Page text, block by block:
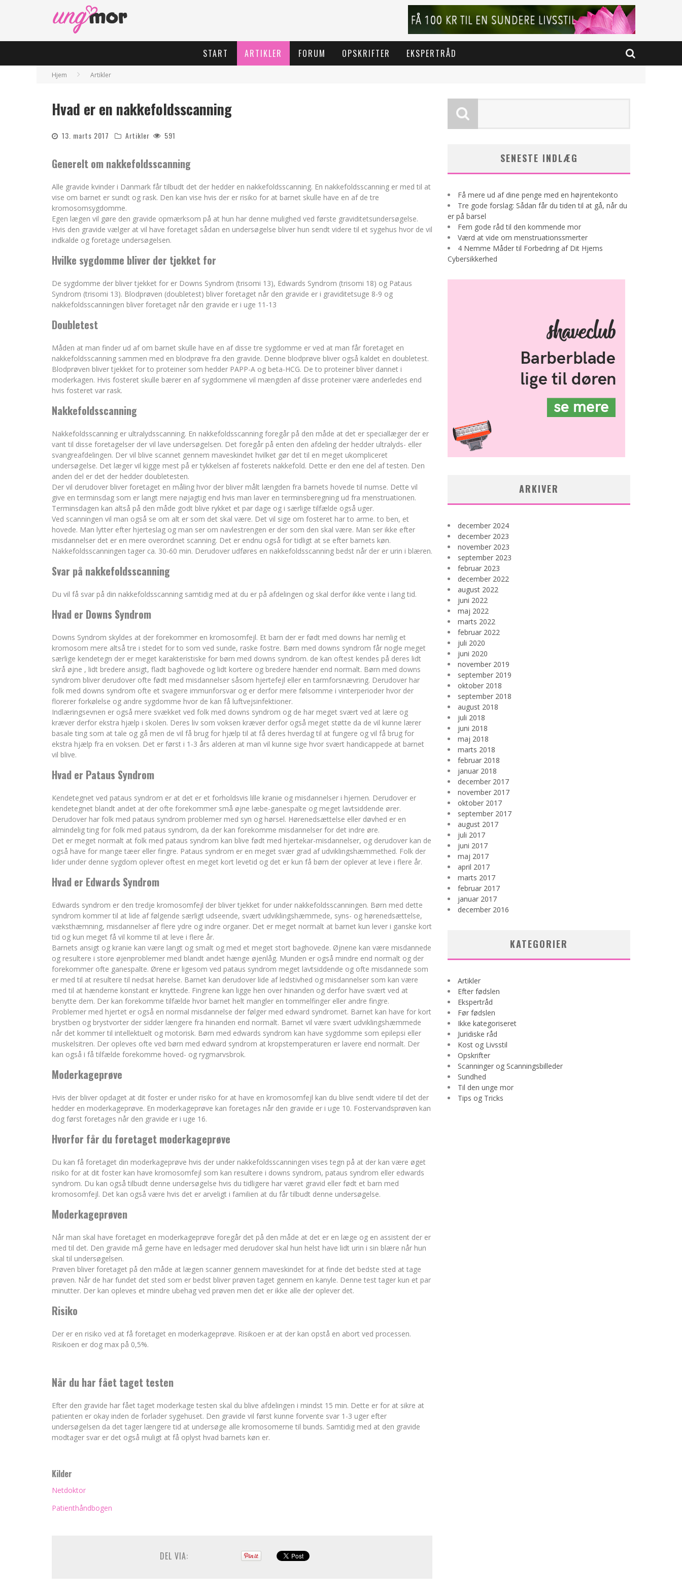
START ARTIKLER FORUM OPSKRIFTER EKSPERTRÅD
Hjem Artikler
Hvad er en nakkefoldsscanning
13. marts 2017 Artikler 591
Generelt om nakkefoldsscanning
Alle gravide kvinder i Danmark får tilbudt det der hedder en nakkefoldsscanning. En nakkefoldsscanning er med til at
vise om barnet er sundt og rask. Den kan vise hvis der er risiko for at barnet skulle have en af de tre
kromosomsygdomme.
Egen lægen vil gøre den gravide opmærksom på at hun har denne mulighed ved første graviditetsundersøgelse.
Hvis den gravide vælger at vil have foretaget sådan en undersøgelse bliver hun sendt videre til et sygehus hvor de vil
indkalde og foretage undersøgelsen.
Hvilke sygdomme bliver der tjekket for
De sygdomme der bliver tjekket for er Downs Syndrom (trisomi 13), Edwards Syndrom (trisomi 18) og Pataus
Syndrom (trisomi 13). Blodprøven (doubletest) bliver foretaget når den gravide er i graviditetsuge 8-9 og
nakkefoldsscanningen bliver foretaget når den gravide er i uge 11-13
Doubletest
Måden at man finder ud af om barnet skulle have en af disse tre sygdomme er ved at man får foretaget en
nakkefoldsscanning sammen med en blodprøve fra den gravide. Denne blodprøve bliver også kaldet en doubletest.
Blodprøven bliver tjekket for to proteiner som hedder PAPP-A og beta-HCG. De to proteiner bliver dannet i
moderkagen. Hvis fosteret skulle bærer en af sygdommene vil mængden af disse proteiner være anderledes end
hvis fosteret var rask.
Nakkefoldsscanning
Nakkefoldsscanning er ultralydsscanning. En nakkefoldsscanning foregår på den måde at det er speciallæger der er
vant til disse foretagelser der vil lave undersøgelsen. Det foregår på enten den afdeling der hedder ultralyds- eller
svangreafdelingen. Der vil blive scannet gennem maveskindet hvilket gør det til en meget ukompliceret
undersøgelse. Det læger vil kigge mest på er tykkelsen af fosterets nakkefold. Dette er den ene del af testen. Den
anden del er det der hedder doubletesten.
Der vil derudover bliver foretaget en måling hvor der bliver målt længden fra barnets hovede til numse. Dette vil
give en terminsdag som er langt mere nøjagtig end hvis man laver en terminsberegning ud fra menstruationen.
Terminsdagen kan altså på den måde godt blive rykket et par dage og i særlige tilfælde også uger.
Ved scanningen vil man også se om alt er som det skal være. Det vil sige om fosteret har to arme. to ben, et
hovede. Man lytter efter hjerteslag og man ser om navlestrengen er der som den skal være. Man ser ikke efter
misdannelser det er en mere overordnet scanning. Det er endnu også for tidligt at se efter barnets køn.
Nakkefoldsscanningen tager ca. 30-60 min. Derudover udføres en nakkefoldsscanning bedst når der er urin i blæren.
Svar på nakkefoldsscanning
Du vil få svar på din nakkefoldsscanning samtidig med at du er på afdelingen og skal derfor ikke vente i lang tid.
Hvad er Downs Syndrom
Downs Syndrom skyldes at der forekommer en kromosomfejl. Et barn der er født med downs har nemlig et
kromosom mere altså tre i stedet for to som ved sunde, raske fostre. Børn med downs syndrom får nogle meget
særlige kendetegn der er meget karakteristiske for børn med downs syndrom. de kan oftest kendes på deres lidt
skrå øjne , lidt bredere ansigt, fladt baghovede og lidt kortere og bredere hænder end normalt. Børn med downs
syndrom bliver derudover ofte født med misdannelser såsom hjertefejl eller en tarmforsnævring. Derudover har
folk med downs syndrom ofte et svagere immunforsvar og er derfor mere følsomme i vinterperioder hvor der
florerer forkølelse og andre sygdomme hvor de kan få luftvejsinfektioner.
Indlæringsevnen er også mere svækket ved folk med downs syndrom og de har meget svært ved at lære og
kræver derfor ekstra hjælp i skolen. Deres liv som voksen kræver derfor også meget støtte da de vil kunne lærer
basale ting som at tale og gå men de vil få brug for hjælp til at få deres hverdag til at fungere og vil få brug for
ekstra hjælp fra en voksen. Det er først i 1-3 års alderen at man vil kunne sige hvor svært handicappede at barnet
vil blive.
Hvad er Pataus Syndrom
Kendetegnet ved pataus syndrom er at det er et forholdsvis lille kranie og misdannelser i hjernen. Derudover er
kendetegnet blandt andet at der ofte forekommer små øjne læbe-ganespalte og meget lavtsiddende ører.
Derudover har folk med pataus syndrom problemer med syn og hørsel. Hørenedsættelse eller døvhed er en
almindelig ting for folk med pataus syndrom, da der kan forekomme misdannelser for det indre øre.
Det er meget normalt at folk med pataus syndrom kan blive født med hjertekar-misdannelser, og derudover kan de
også have for mange tæer eller fingre. Pataus syndrom er en meget svær grad af udviklingshæmmethed. Folk der
lider under denne sygdom oplever oftest en meget kort levetid og det er kun få børn der oplever at leve i flere år.
Hvad er Edwards Syndrom
Edwards syndrom er den tredje kromosomfejl der bliver tjekket for under nakkefoldsscanningen. Børn med dette
syndrom kommer til at lide af følgende særligt udseende, svært udviklingshæmmede, syns- og hørenedsættelse,
væksthæmning, misdannelser af flere ydre og indre organer. Det er meget normalt at barnet kun lever i ganske kort
tid og kun meget få vil komme til at leve i flere år.
Barnets ansigt og kranie kan være langt og smalt og med et meget stort baghovede. Øjnene kan være misdannede
og resultere i store øjenproblemer med blandt andet hænge øjenlåg. Munden er også mindre end normalt og der
forekommer ofte ganespalte. Ørene er ligesom ved pataus syndrom meget lavtsiddende og ofte misdannede som
er med til at resultere til nedsat hørelse. Barnet kan derudover lide af ledstivhed og misdannelser som kan være
med til at hænderne konstant er knyttede. Fingrene kan ligge hen over hinanden og derfor have svært ved at
benytte dem. Der kan forekomme tilfælde hvor barnet helt mangler en tommelfinger eller andre fingre.
Problemer med hjertet er også en normal misdannelse der følger med edward syndromet. Barnet kan have for kort
brystben og brystvorter der sidder længere fra hinanden end normalt. Barnet vil være svært udviklingshæmmede
når det kommer til intellektuelt og motorisk. Børn med edwards syndrom kan have sygdomme som epilepsi eller
muskelsitren. Der opleves ofte ved børn med edward syndrom at kropstemperaturen er lavere end normalt. Der
kan også i få tilfælde forekomme hoved- og rygmarvsbrok.
Moderkageprøve
Hvis der bliver opdaget at dit foster er under risiko for at have en kromosomfejl kan du blive sendt videre til det der
hedder en moderkageprøve. En moderkageprøve kan foretages når den gravide er i uge 10. Fostervandsprøven kan
dog først foretages når den gravide er i uge 16.
Hvorfor får du foretaget moderkageprøve
Du kan få foretaget din moderkageprøve hvis der under nakkefoldsscanningen vises tegn på at der kan være øget
risiko for at dit foster kan have kromosomfejl som kan resultere i downs syndrom, pataus syndrom eller edwards
syndrom. Du kan også tilbudt denne undersøgelse hvis du tidligere har været gravid eller født et barn med
kromosomfejl. Det kan også være hvis det er arveligt i familien at du får tilbudt denne undersøgelse.
Moderkageprøven
Når man skal have foretaget en moderkageprøve foregår det på den måde at det er en læge og en assistent der er
med til det. Den gravide må gerne have en ledsager med derudover skal hun helst have lidt urin i sin blære når hun
skal til undersøgelsen.
Prøven bliver foretaget på den måde at lægen scanner gennem maveskindet for at finde det bedste sted at tage
prøven. Når de har fundet det sted som er bedst bliver prøven taget gennem en kanyle. Denne test tager kun et par
minutter. Der kan opleves et mindre ubehag ved prøven men det er ikke alle der oplever det.
Risiko
Der er en risiko ved at få foretaget en moderkageprøve. Risikoen er at der kan opstå en abort ved processen.
Risikoen er dog max på 0,5%.
Når du har fået taget testen
Efter den gravide har fået taget moderkage testen skal du blive afdelingen i mindst 15 min. Dette er for at sikre at
patienten er okay inden de forlader sygehuset. Den gravide vil først kunne forvente svar 1-3 uger efter
undersøgelsen da det tager længere tid at undersøge alle kromosomerne til bunds. Samtidig med at den gravide
modtager svar er det også muligt at få oplyst hvad barnets køn er.
Kilder
Netdoktor
Patienthåndbogen
DEL VIA:
SENESTE INDLÆG
Få mere ud af dine penge med en højrentekonto
Tre gode forslag: Sådan får du tiden til at gå, når du
er på barsel
Fem gode råd til den kommende mor
Værd at vide om menstruationssmerter
4 Nemme Måder til Forbedring af Dit Hjems
Cybersikkerhed
ARKIVER
december 2024
december 2023
november 2023
september 2023
februar 2023
december 2022
august 2022
juni 2022
maj 2022
marts 2022
februar 2022
juli 2020
juni 2020
november 2019
september 2019
oktober 2018
september 2018
august 2018
juli 2018
juni 2018
maj 2018
marts 2018
februar 2018
januar 2018
december 2017
november 2017
oktober 2017
september 2017
august 2017
juli 2017
juni 2017
maj 2017
april 2017
marts 2017
februar 2017
januar 2017
december 2016
KATEGORIER
Artikler
Efter fødslen
Ekspertråd
Før fødslen
Ikke kategoriseret
Juridiske råd
Kost og Livsstil
Opskrifter
Scanninger og Scanningsbilleder
Sundhed
Til den unge mor
Tips og Tricks